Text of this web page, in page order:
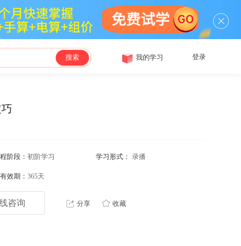
搜索 我的学习 登录
阶段： 初阶学习 学习形式： 录播
效期： 365天
咨询 分享 收藏